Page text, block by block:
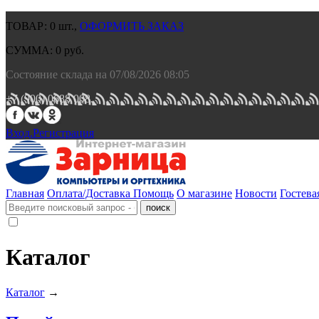
ТОВАР: 0 шт., ОФОРМИТЬ ЗАКАЗ
СУММА: 0 руб.
Состояние склада на 07/08/2026 08:05
+7 (900) 0688 008.
Вход.Регистрация
Главная Оплата/Доставка Помощь О магазине Новости
Каталог
Каталог →